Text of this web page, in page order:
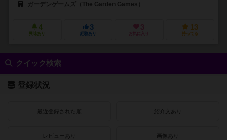
ガーデンゲームズ（The Garden Games）
4
興味あり
3
経験あり
3
お気に入り
13
持ってる
クイック検索
登録状況
最近登録された順 紹介文あり
レビューあり 画像あり